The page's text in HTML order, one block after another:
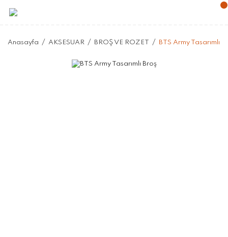
Anasayfa AKSESUAR BROŞ VE ROZET BTS Army Tasarımlı